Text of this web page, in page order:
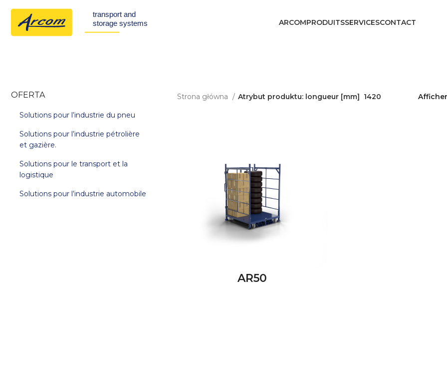
ARCOMPRODUITSSERVICESCONTACT
OFERTA
Solutions pour l’industrie du pneu
Solutions pour l’industrie pétrolière
et gazière.
Solutions pour le transport et la
logistique
Solutions pour l’industrie automobile
Strona główna Atrybut produktu: longueur [mm] 1420 Afficher
AR50